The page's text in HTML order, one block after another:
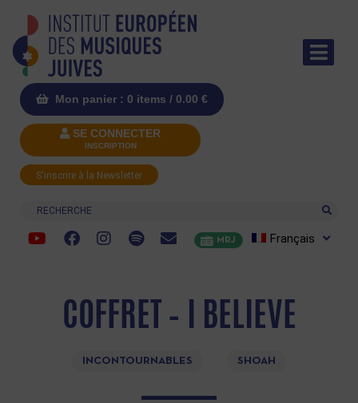
Mon panier : 0 items / 0.00 €
SE CONNECTER
INSCRIPTION
S'inscrire à la Newsletter
Recherche
MRJ Français
COFFRET – I BELIEVE
INCONTOURNABLES SHOAH